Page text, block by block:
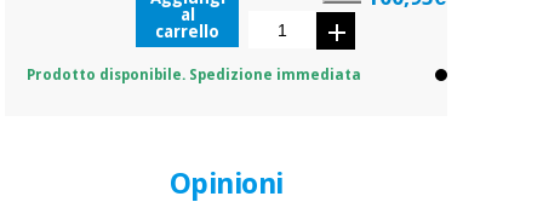
al
carrello
Prodotto disponibile. Spedizione immediata
Opinioni